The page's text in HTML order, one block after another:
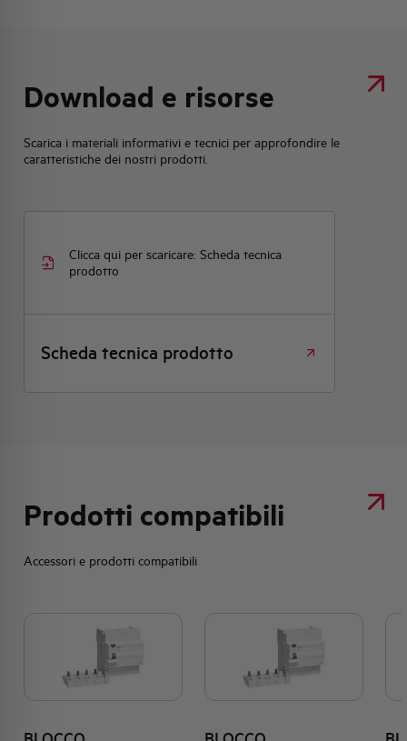
Download e risorse
Scarica i materiali informativi e tecnici per approfondire le
caratteristiche dei nostri prodotti.
Clicca qui per scaricare: Scheda tecnica
prodotto
Scheda tecnica prodotto
Prodotti compatibili
Accessori e prodotti compatibili